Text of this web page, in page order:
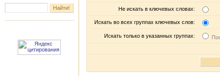
Не искать в ключевых словах:
Искать во всех группах ключевых слов:
Искать только в указанных группах: